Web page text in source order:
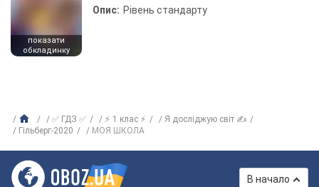
показати
обкладинку
Опис: Рівень стандарту
✅ ГДЗ ✅ ⚡ 1 клас ⚡
Я досліджую світ ✍
Гільберг-2020
МОЯ ШКОЛА
В начало